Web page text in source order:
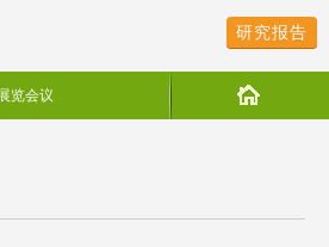
研究报告
览会议